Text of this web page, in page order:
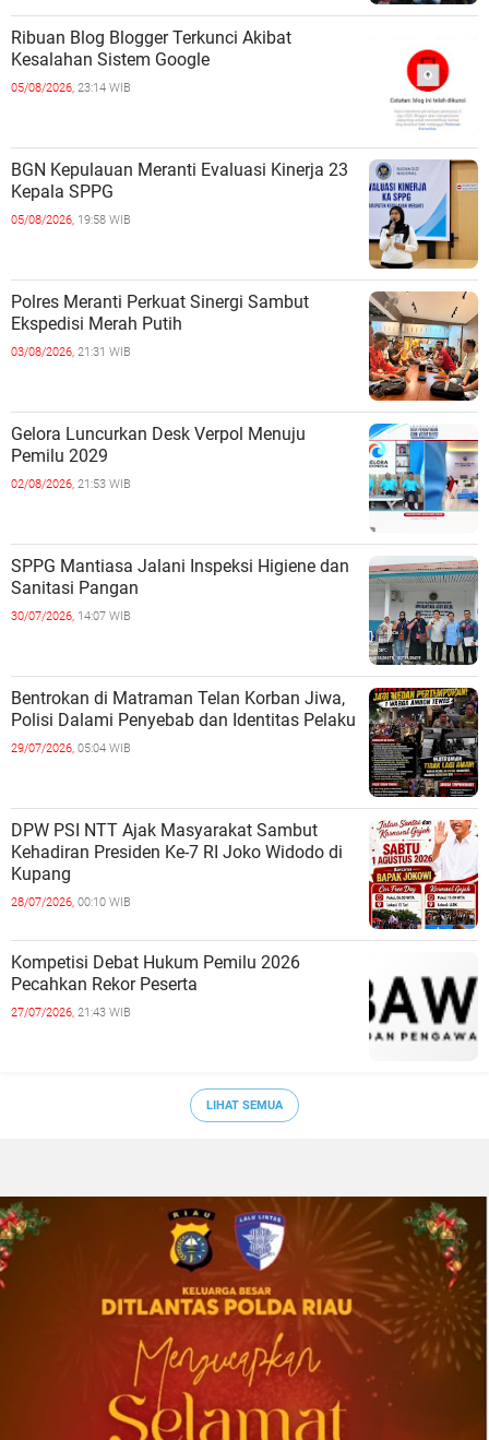
Ribuan Blog Blogger Terkunci Akibat
Kesalahan Sistem Google
05/08/2026, 23:14 WIB
BGN Kepulauan Meranti Evaluasi Kinerja 23
Kepala SPPG
05/08/2026, 19:58 WIB
Polres Meranti Perkuat Sinergi Sambut
Ekspedisi Merah Putih
03/08/2026, 21:31 WIB
Gelora Luncurkan Desk Verpol Menuju
Pemilu 2029
02/08/2026, 21:53 WIB
SPPG Mantiasa Jalani Inspeksi Higiene dan
Sanitasi Pangan
30/07/2026, 14:07 WIB
Bentrokan di Matraman Telan Korban Jiwa,
Polisi Dalami Penyebab dan Identitas Pelaku
29/07/2026, 05:04 WIB
DPW PSI NTT Ajak Masyarakat Sambut
Kehadiran Presiden Ke-7 RI Joko Widodo di
Kupang
28/07/2026, 00:10 WIB
Kompetisi Debat Hukum Pemilu 2026
Pecahkan Rekor Peserta
27/07/2026, 21:43 WIB
LIHAT SEMUA